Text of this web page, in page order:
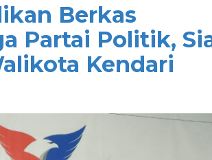
Berkas
Partai Politik,
Kendari